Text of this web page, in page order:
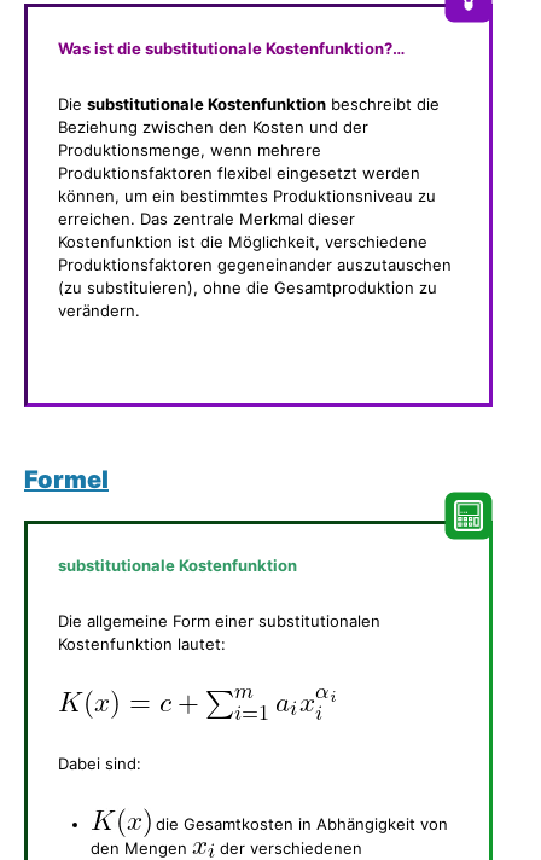
Was ist die substitutionale Kostenfunktion?…
Die substitutionale Kostenfunktion beschreibt die
Beziehung zwischen den Kosten und der
Produktionsmenge, wenn mehrere
Produktionsfaktoren flexibel eingesetzt werden
können, um ein bestimmtes Produktionsniveau zu
erreichen. Das zentrale Merkmal dieser
Kostenfunktion ist die Möglichkeit, verschiedene
Produktionsfaktoren gegeneinander auszutauschen
(zu substituieren), ohne die Gesamtproduktion zu
verändern.
Formel
substitutionale Kostenfunktion
Die allgemeine Form einer substitutionalen
Kostenfunktion lautet:
Dabei sind:
die Gesamtkosten in Abhängigkeit von
den Mengen
der verschiedenen